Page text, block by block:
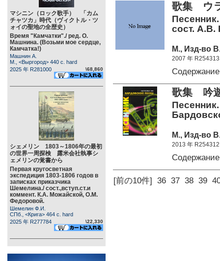
マシニン（ロック歌手） 「カム
チャツカ」時代（ヴィクトル・ツ
ォイの聖地の全歴史）
Время "Камчатки"./ ред. О.
Машнина. (Возьми мое сердце,
Камчатка!)
Машнин А.
М., <Выргород> 440 c. hard
2025 年 R281000
\68,860
シェメリン 1803～1806年の最初
の世界一周探検 露米会社執事シ
ェメリンの覚書から
Первая кругосветная
экспедиция 1803-1806 годов в
записках приказчика
Шемелина./ сост.,вступ.ст.и
коммент. К.А. Можайской, О.М.
Федоровой.
Шемелин Ф.И.
СПб., <Крига> 464 c. hard
2025 年 R277784
\22,330
歌集 ウ
сост. А.В.
М., Изд-во
2007 年 R254313
歌集 吟
М., Изд-во
2013 年 R254312
[前の10件] 36 37 38 39